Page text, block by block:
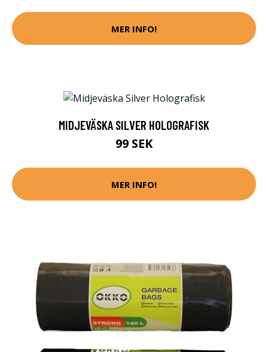
MER INFO!
MIDJEVÄSKA SILVER HOLOGRAFISK
99 SEK
MER INFO!